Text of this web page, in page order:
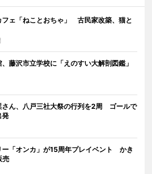
フェ「ねことおちゃ」 古民家改築、猫と
藤沢市立学校に「えのすい大解剖図鑑」
さん、八戸三社大祭の行列を2周 ゴールで
発
ー「オンカ」が15周年プレイベント かき
売